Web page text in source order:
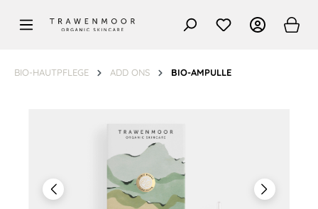
springen
BIO-HAUTPFLEGE ADD ONS BIO-AMPULLE